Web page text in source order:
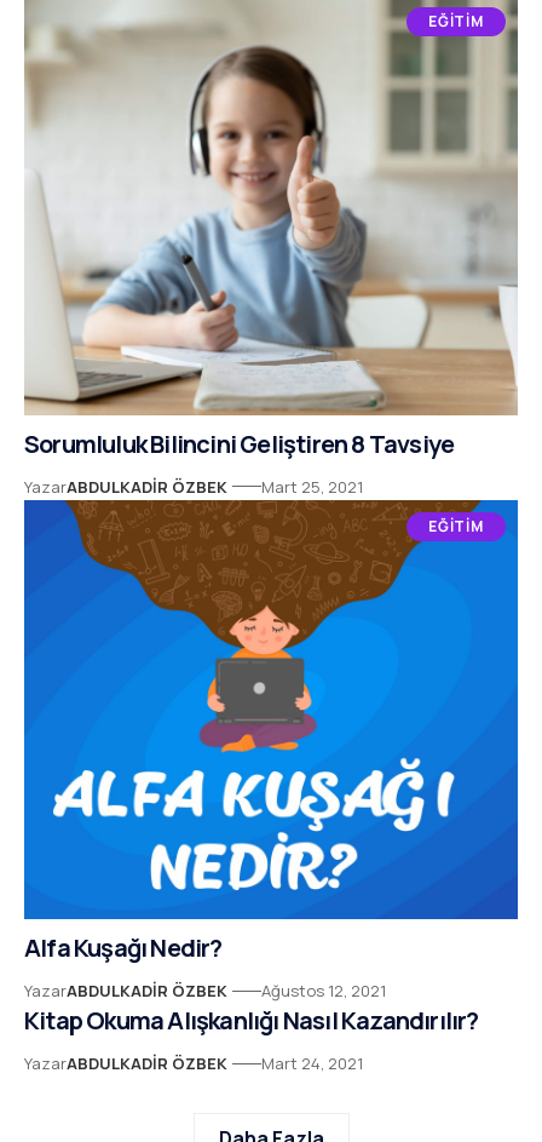
EĞITIM
Sorumluluk Bilincini Geliştiren 8 Tavsiye
YazarABDULKADIR ÖZBEK Mart 25, 2021
EĞITIM
Alfa Kuşağı Nedir?
YazarABDULKADIR ÖZBEK Ağustos 12, 2021
Kitap Okuma Alışkanlığı Nasıl Kazandırılır?
YazarABDULKADIR ÖZBEK Mart 24, 2021